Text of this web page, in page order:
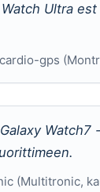
Watch Ultra
gps
(Multitronic,